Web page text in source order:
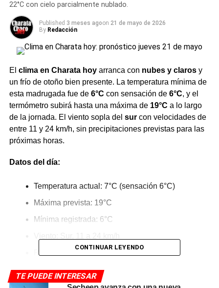
22°C con cielo parcialmente nublado.
Published 3 meses agoon 21 de mayo de 2026
By Redacción
El clima en Charata hoyarranca con nubes y clarosy
un frío de otoño bien presente. La temperatura mínima de
esta madrugada fue de 6°C con sensación de 6°C, y el
termómetro subirá hasta una máxima de 19°C a lo largo
de la jornada. El viento sopla del surcon velocidades de
entre 11 y 24 km/h, sin precipitaciones previstas para las
próximas horas.
Datos del día:
Temperatura actual: 7°C (sensación 6°C)
Máxima prevista: 19°C
Mínima registrada: 6°C
Probabilidad de lluvia: 10%
Alertas SMN: sin alertas activas para el
Chacabuco
CONTINUAR LEYENDO
TE PUEDE INTERESAR